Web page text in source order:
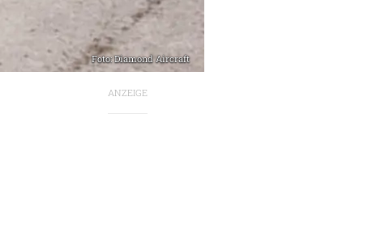
Foto: Diamond Aircraft
ANZEIGE